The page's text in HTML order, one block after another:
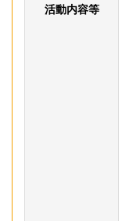
活動内容等